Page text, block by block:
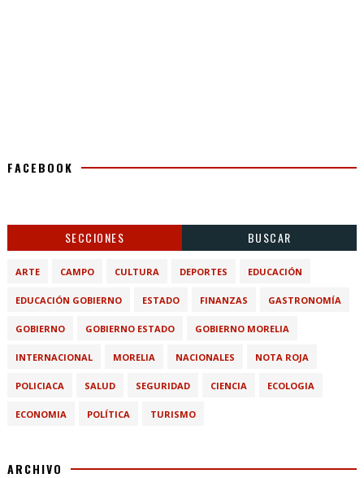
FACEBOOK
SECCIONES BUSCAR
ARTE CAMPO CULTURA DEPORTES EDUCACIÓN
EDUCACIÓN GOBIERNO ESTADO FINANZAS GASTRONOMÍA
GOBIERNO GOBIERNO ESTADO GOBIERNO MORELIA
INTERNACIONAL MORELIA NACIONALES NOTA ROJA
POLICIACA SALUD SEGURIDAD CIENCIA ECOLOGIA
ECONOMIA POLÍTICA TURISMO
ARCHIVO